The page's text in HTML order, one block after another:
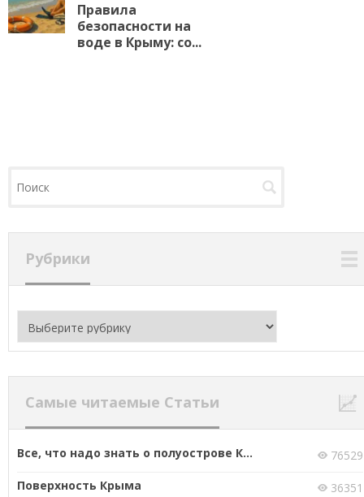
Правила
безопасности на
воде в Крыму: со...
Рубрики
Рубрики
Самые читаемые Статьи
Все, что надо знать о полуострове К...
76529
Поверхность Крыма
36351